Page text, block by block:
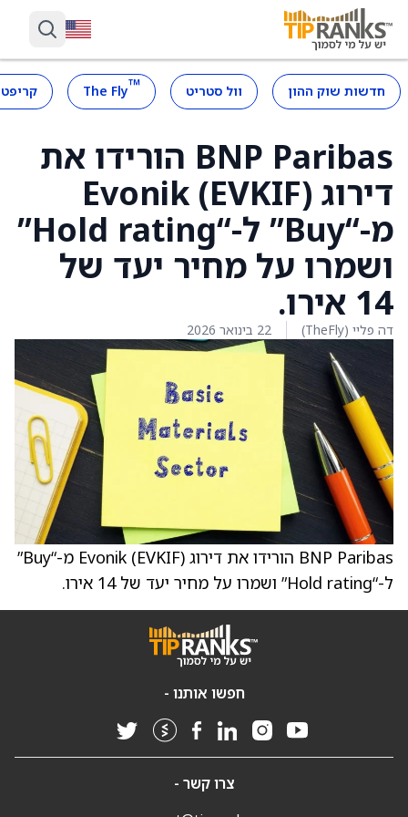
חדשות שוק ההון וול סטריט ™
The Fly
BNP Paribas הורידו את
דירוג Evonik (EVKIF)
מ-“Buy” ל-“Hold rating”
ושמרו על מחיר יעד של
14 אירו.
דה פליי (TheFly) 22 בינואר 2026
BNP Paribas הורידו את דירוג Evonik (EVKIF) מ-“Buy”
ל-“Hold rating” ושמרו על מחיר יעד של 14 אירו.
חפשו אותנו -
צרו קשר -